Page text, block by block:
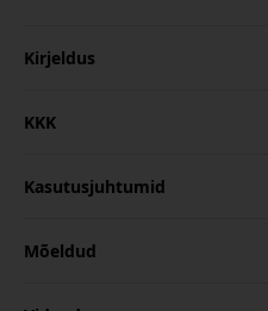
Kirjeldus
KKK
Kasutusjuhtumid
Mõeldud